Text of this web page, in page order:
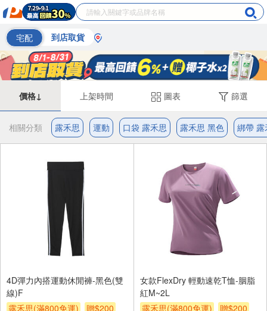
宅配 到店取貨
價格↓ 上架時間 圖表 篩選
相關分類 露禾思 運動 口袋 露禾思 露禾思 黑色 綁帶 露
4D彈力內搭運動休閒褲-黑色(雙
線)F
露禾思(滿800免運)
贈$200
女款FlexDry 輕動速乾T恤-胭脂
紅M~2L
露禾思(滿800免運)
贈$200